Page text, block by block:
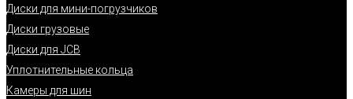
Диски для мини-погрузчиков
Диски грузовые
Диски для JCB
Уплотнительные кольца
Камеры для шин